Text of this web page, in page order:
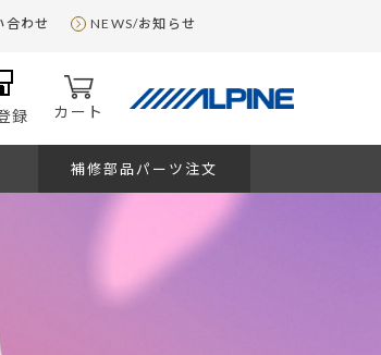
合わせ NEWS/お知らせ
録 カート
補修部品パーツ注文